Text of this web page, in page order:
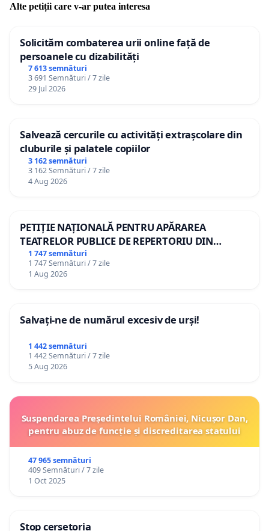
Alte petiții care v-ar putea interesa
Solicităm combaterea urii online față de
persoanele cu dizabilități
7 613 semnături
3 691 Semnături / 7 zile
29 Jul 2026
Salvează cercurile cu activități extrașcolare din
cluburile și palatele copiilor
3 162 semnături
3 162 Semnături / 7 zile
4 Aug 2026
PETIȚIE NAȚIONALĂ PENTRU APĂRAREA
TEATRELOR PUBLICE DE REPERTORIU DIN
ROMÂNIA
1 747 semnături
1 747 Semnături / 7 zile
1 Aug 2026
Salvați-ne de numărul excesiv de urși!
1 442 semnături
1 442 Semnături / 7 zile
5 Aug 2026
Suspendarea Președintelui României, Nicușor Dan,
pentru abuz de funcție și discreditarea statului
47 965 semnături
409 Semnături / 7 zile
1 Oct 2025
Stop cerșetoria